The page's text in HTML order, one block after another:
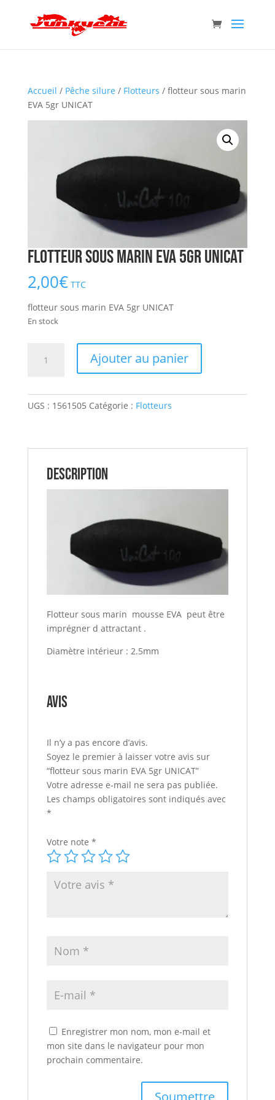
Accueil / Pêche silure / Flotteurs / flotteur sous marin
EVA 5gr UNICAT
flotteur sous marin EVA 5gr UNICAT
2,00€ TTC
flotteur sous marin EVA 5gr UNICAT
En stock
sous
marin
UNICAT
Ajouter au panier
UGS : 1561505 Catégorie : Flotteurs
Description
Flotteur sous marin mousse EVA peut être
imprégner d attractant .
Diamètre intérieur : 2.5mm
Avis
Il n’y a pas encore d’avis.
Soyez le premier à laisser votre avis sur
“flotteur sous marin EVA 5gr UNICAT”
Votre adresse e-mail ne sera pas publiée.
Les champs obligatoires sont indiqués avec
*
Votre note *
Enregistrer mon nom, mon e-mail et
mon site dans le navigateur pour mon
prochain commentaire.